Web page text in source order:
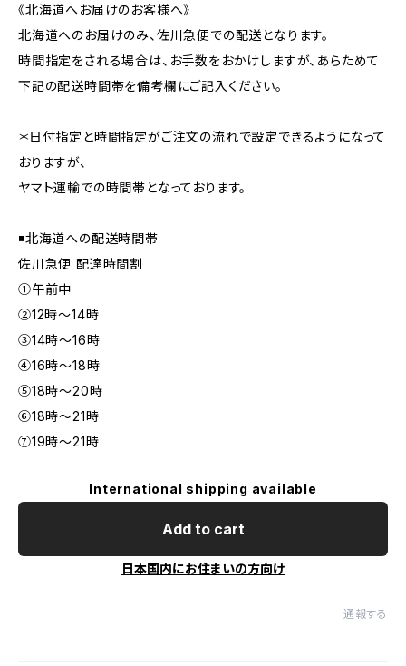
《北海道へお届けのお客様へ》
北海道へのお届けのみ、佐川急便での配送となります。
時間指定をされる場合は、お手数をおかけしますが、あらためて
下記の配送時間帯を備考欄にご記入ください。
＊日付指定と時間指定がご注文の流れで設定できるようになって
おりますが、
ヤマト運輸での時間帯となっております。
◾️北海道への配送時間帯
佐川急便 配達時間割
①午前中
②12時〜14時
③14時〜16時
④16時〜18時
⑤18時〜20時
⑥18時～21時
⑦19時～21時
International shipping available
Add to cart
日本国内にお住まいの方向け
通報する